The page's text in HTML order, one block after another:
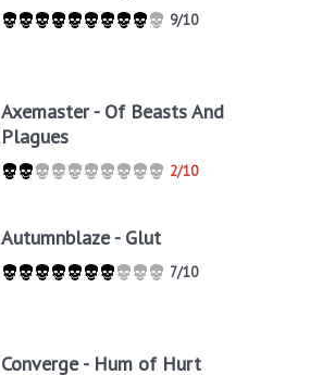
9/10
Axemaster - Of Beasts And
Plagues
2/10
Autumnblaze - Glut
7/10
Converge - Hum of Hurt